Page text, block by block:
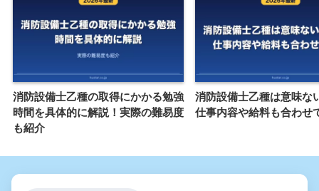
消防設備士乙種の取得にかかる勉強
時間を具体的に解説！実際の難易度
も紹介
消防設備士乙種は意味な
仕事内容や給料も合わせ